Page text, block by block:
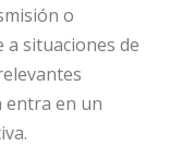
o
situaciones de
entra en un